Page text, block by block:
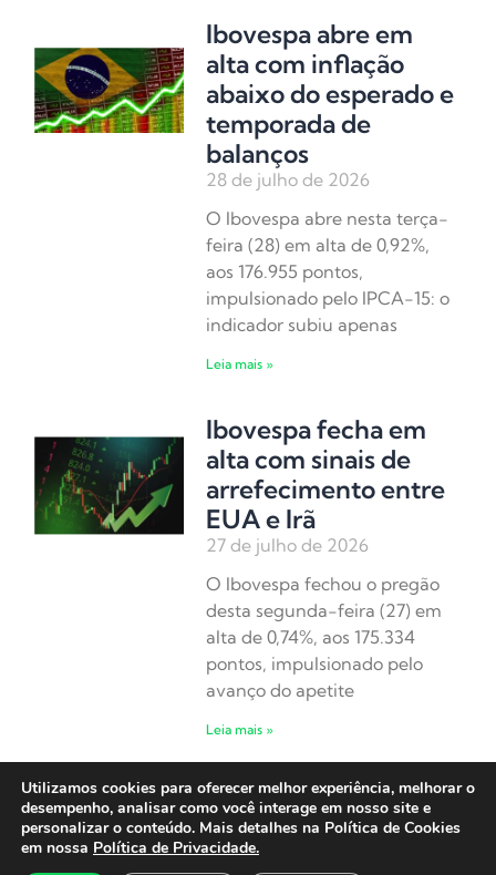
Ibovespa abre em
alta com inflação
abaixo do esperado e
temporada de
balanços
28 de julho de 2026
O Ibovespa abre nesta terça-
feira (28) em alta de 0,92%,
aos 176.955 pontos,
impulsionado pelo IPCA-15: o
indicador subiu apenas
Leia mais »
Ibovespa fecha em
alta com sinais de
arrefecimento entre
EUA e Irã
27 de julho de 2026
O Ibovespa fechou o pregão
desta segunda-feira (27) em
alta de 0,74%, aos 175.334
pontos, impulsionado pelo
avanço do apetite
Leia mais »
Ibovespa abre em
alta em semana de
decisão do Fed e
Utilizamos cookies para oferecer melhor experiência, melhorar o
desempenho, analisar como você interage em nosso site e
personalizar o conteúdo. Mais detalhes na Política de Cookies
em nossa Política de Privacidade.